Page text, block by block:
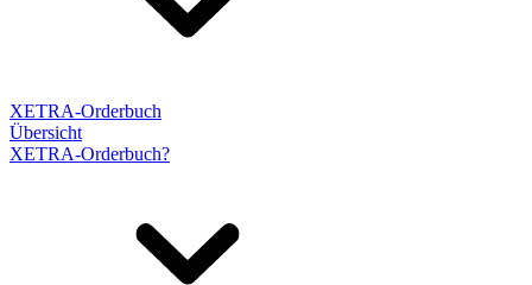
XETRA-Orderbuch
Übersicht
XETRA-Orderbuch?